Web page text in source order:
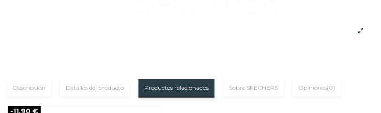
Descripción Detalles del producto Productos relacionados Sobre SKECHERS Opiniones(0)
-11,90 €